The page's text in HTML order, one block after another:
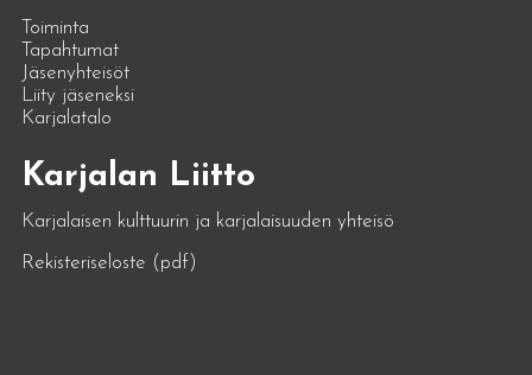
Toiminta
Tapahtumat
Jäsenyhteisöt
Liity jäseneksi
Karjalatalo
Karjalan Liitto
Karjalaisen kulttuurin ja karjalaisuuden yhteisö
Rekisteriseloste (pdf)